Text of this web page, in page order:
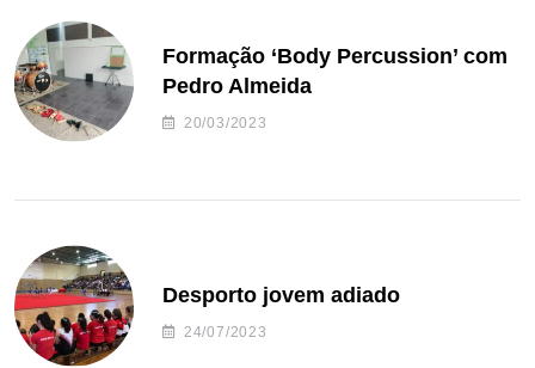
Formação ‘Body Percussion’ com
Pedro Almeida
20/03/2023
Desporto jovem adiado
24/07/2023